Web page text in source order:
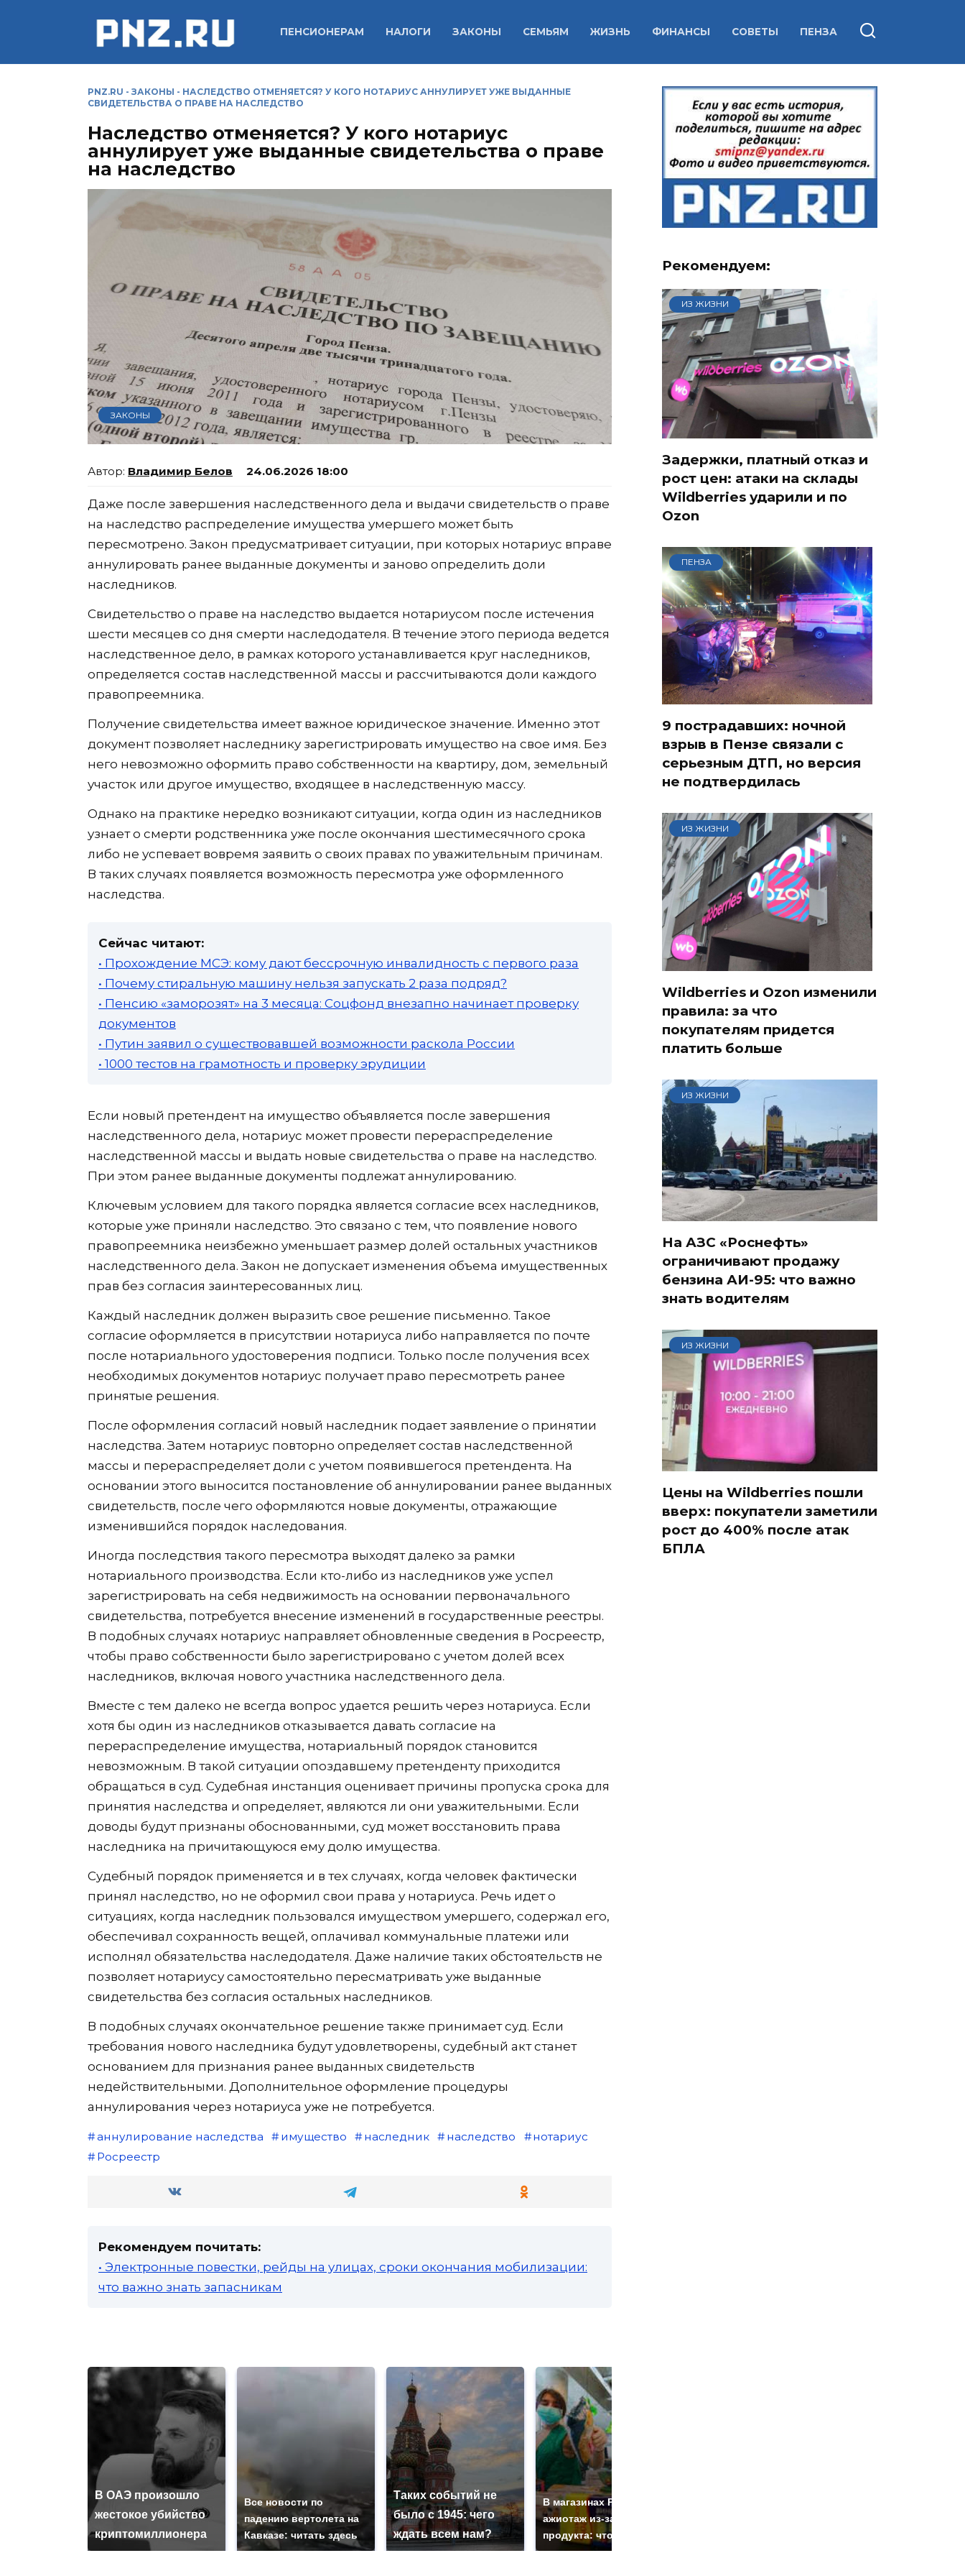
ПЕНСИОНЕРАМ НАЛОГИ ЗАКОНЫ СЕМЬЯМ ЖИЗНЬ ФИНАНСЫ СОВЕТЫ ПЕНЗА
PNZ.RU - ЗАКОНЫ - НАСЛЕДСТВО ОТМЕНЯЕТСЯ? У КОГО НОТАРИУС АННУЛИРУЕТ УЖЕ ВЫДАННЫЕ
СВИДЕТЕЛЬСТВА О ПРАВЕ НА НАСЛЕДСТВО
Наследство отменяется? У кого нотариус
аннулирует уже выданные свидетельства о праве
на наследство
ЗАКОНЫ
Владимир Белов 24.06.2026 18:00
Даже после завершения наследственного дела и выдачи свидетельств о праве
на наследство распределение имущества умершего может быть
пересмотрено. Закон предусматривает ситуации, при которых нотариус вправе
аннулировать ранее выданные документы и заново определить доли
наследников.
Свидетельство о праве на наследство выдается нотариусом после истечения
шести месяцев со дня смерти наследодателя. В течение этого периода ведется
наследственное дело, в рамках которого устанавливается круг наследников,
определяется состав наследственной массы и рассчитываются доли каждого
правопреемника.
Получение свидетельства имеет важное юридическое значение. Именно этот
документ позволяет наследнику зарегистрировать имущество на свое имя. Без
него невозможно оформить право собственности на квартиру, дом, земельный
участок или другое имущество, входящее в наследственную массу.
Однако на практике нередко возникают ситуации, когда один из наследников
узнает о смерти родственника уже после окончания шестимесячного срока
либо не успевает вовремя заявить о своих правах по уважительным причинам.
В таких случаях появляется возможность пересмотра уже оформленного
наследства.
Сейчас читают:
• Прохождение МСЭ: кому дают бессрочную инвалидность с первого раза
• Почему стиральную машину нельзя запускать 2 раза подряд?
• Пенсию «заморозят» на 3 месяца: Соцфонд внезапно начинает проверку
документов
• Путин заявил о существовавшей возможности раскола России
• 1000 тестов на грамотность и проверку эрудиции
Если новый претендент на имущество объявляется после завершения
наследственного дела, нотариус может провести перераспределение
наследственной массы и выдать новые свидетельства о праве на наследство.
При этом ранее выданные документы подлежат аннулированию.
Ключевым условием для такого порядка является согласие всех наследников,
которые уже приняли наследство. Это связано с тем, что появление нового
правопреемника неизбежно уменьшает размер долей остальных участников
наследственного дела. Закон не допускает изменения объема имущественных
прав без согласия заинтересованных лиц.
Каждый наследник должен выразить свое решение письменно. Такое
согласие оформляется в присутствии нотариуса либо направляется по почте
после нотариального удостоверения подписи. Только после получения всех
необходимых документов нотариус получает право пересмотреть ранее
принятые решения.
После оформления согласий новый наследник подает заявление о принятии
наследства. Затем нотариус повторно определяет состав наследственной
массы и перераспределяет доли с учетом появившегося претендента. На
основании этого выносится постановление об аннулировании ранее выданных
свидетельств, после чего оформляются новые документы, отражающие
изменившийся порядок наследования.
Иногда последствия такого пересмотра выходят далеко за рамки
нотариального производства. Если кто-либо из наследников уже успел
зарегистрировать на себя недвижимость на основании первоначального
свидетельства, потребуется внесение изменений в государственные реестры.
В подобных случаях нотариус направляет обновленные сведения в Росреестр,
чтобы право собственности было зарегистрировано с учетом долей всех
наследников, включая нового участника наследственного дела.
Вместе с тем далеко не всегда вопрос удается решить через нотариуса. Если
хотя бы один из наследников отказывается давать согласие на
перераспределение имущества, нотариальный порядок становится
невозможным. В такой ситуации опоздавшему претенденту приходится
обращаться в суд. Судебная инстанция оценивает причины пропуска срока для
принятия наследства и определяет, являются ли они уважительными. Если
доводы будут признаны обоснованными, суд может восстановить права
наследника на причитающуюся ему долю имущества.
Судебный порядок применяется и в тех случаях, когда человек фактически
принял наследство, но не оформил свои права у нотариуса. Речь идет о
ситуациях, когда наследник пользовался имуществом умершего, содержал его,
обеспечивал сохранность вещей, оплачивал коммунальные платежи или
исполнял обязательства наследодателя. Даже наличие таких обстоятельств не
позволяет нотариусу самостоятельно пересматривать уже выданные
свидетельства без согласия остальных наследников.
В подобных случаях окончательное решение также принимает суд. Если
требования нового наследника будут удовлетворены, судебный акт станет
основанием для признания ранее выданных свидетельств
недействительными. Дополнительное оформление процедуры
аннулирования через нотариуса уже не потребуется.
аннулирование наследства имущество наследник наследство
нотариус
Росреестр
Рекомендуем почитать:
• Электронные повестки, рейды на улицах, сроки окончания мобилизации:
что важно знать запасникам
В ОАЭ произошло
жестокое убийство
криптомиллионера
Все новости по
падению вертолета на
Кавказе: читать здесь
Таких событий не
было с 1945: чего
ждать всем нам?
В магазинах России
ажиотаж из-за этого
продукта: что купить?
Рекомендуем:
ИЗ ЖИЗНИ
Задержки, платный отказ и
рост цен: атаки на склады
Wildberries ударили и по
Ozon
ПЕНЗА
9 пострадавших: ночной
взрыв в Пензе связали с
серьезным ДТП, но версия
не подтвердилась
ИЗ ЖИЗНИ
Wildberries и Ozon изменили
правила: за что
покупателям придется
платить больше
ИЗ ЖИЗНИ
На АЗС «Роснефть»
ограничивают продажу
бензина АИ-95: что важно
знать водителям
ИЗ ЖИЗНИ
Цены на Wildberries пошли
вверх: покупатели заметили
рост до 400% после атак
БПЛА